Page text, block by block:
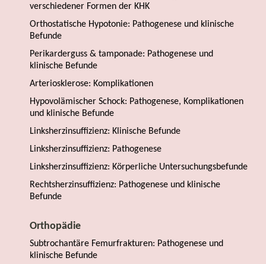
verschiedener Formen der KHK
Orthostatische Hypotonie: Pathogenese und klinische
Befunde
Perikarderguss & tamponade: Pathogenese und
klinische Befunde
Arteriosklerose: Komplikationen
Hypovolämischer Schock: Pathogenese, Komplikationen
und klinische Befunde
Linksherzinsuffizienz: Klinische Befunde
Linksherzinsuffizienz: Pathogenese
Linksherzinsuffizienz: Körperliche Untersuchungsbefunde
Rechtsherzinsuffizienz: Pathogenese und klinische
Befunde
Orthopädie
Subtrochantäre Femurfrakturen: Pathogenese und
klinische Befunde